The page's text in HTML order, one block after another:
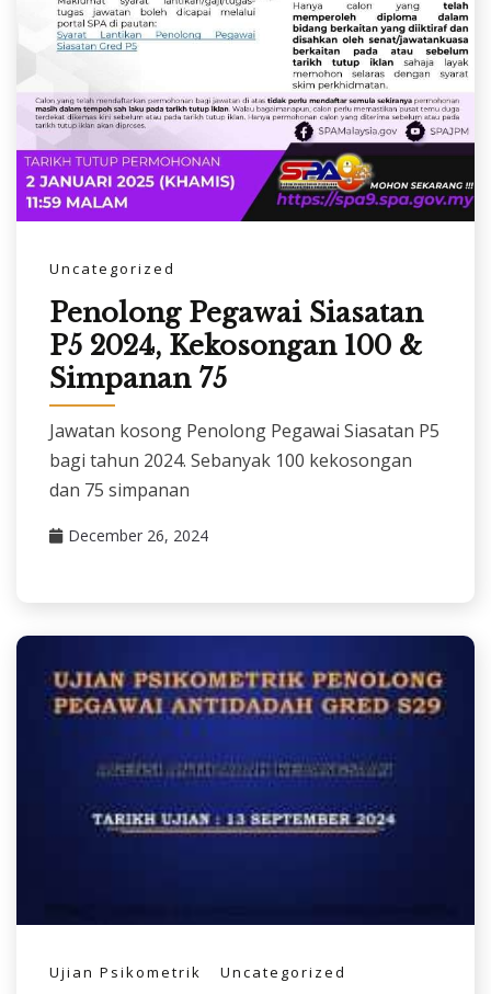
Uncategorized
Penolong Pegawai Siasatan
P5 2024, Kekosongan 100 &
Simpanan 75
Jawatan kosong Penolong Pegawai Siasatan P5
bagi tahun 2024. Sebanyak 100 kekosongan
dan 75 simpanan
December 26, 2024
Ujian Psikometrik Uncategorized